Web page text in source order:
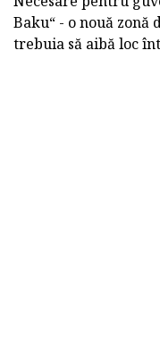
Baku“ - o nouă
trebuia să aibă loc